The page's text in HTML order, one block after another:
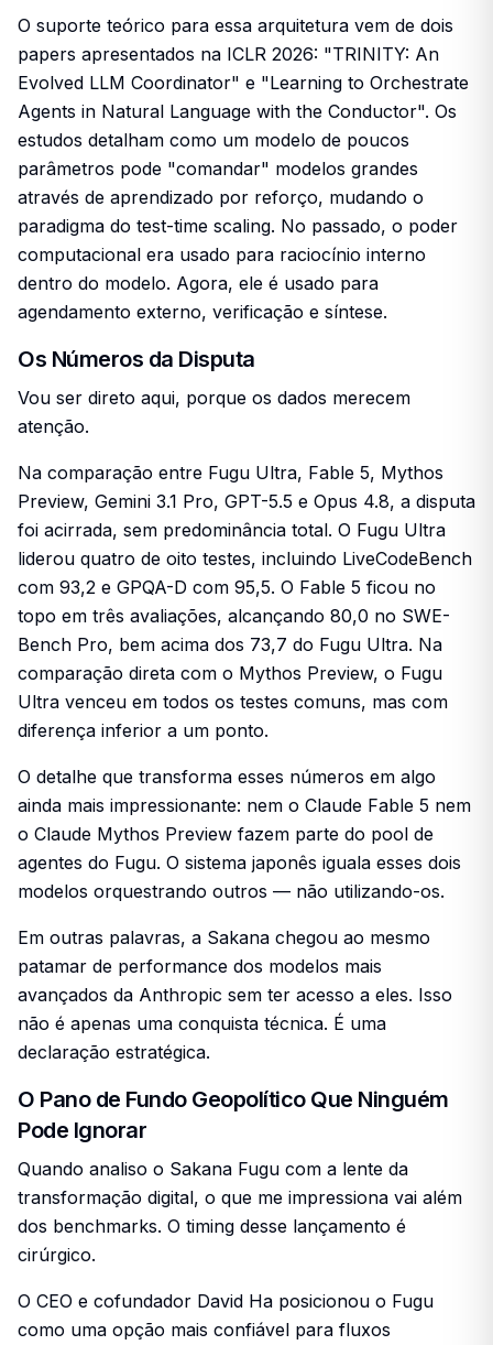
O suporte teórico para essa arquitetura vem de dois
papers apresentados na ICLR 2026: "TRINITY: An
Evolved LLM Coordinator" e "Learning to Orchestrate
Agents in Natural Language with the Conductor". Os
estudos detalham como um modelo de poucos
parâmetros pode "comandar" modelos grandes
através de aprendizado por reforço, mudando o
paradigma do test-time scaling. No passado, o poder
computacional era usado para raciocínio interno
dentro do modelo. Agora, ele é usado para
agendamento externo, verificação e síntese.
Os Números da Disputa
Vou ser direto aqui, porque os dados merecem
atenção.
Na comparação entre Fugu Ultra, Fable 5, Mythos
Preview, Gemini 3.1 Pro, GPT-5.5 e Opus 4.8, a disputa
foi acirrada, sem predominância total. O Fugu Ultra
liderou quatro de oito testes, incluindo LiveCodeBench
com 93,2 e GPQA-D com 95,5. O Fable 5 ficou no
topo em três avaliações, alcançando 80,0 no SWE-
Bench Pro, bem acima dos 73,7 do Fugu Ultra. Na
comparação direta com o Mythos Preview, o Fugu
Ultra venceu em todos os testes comuns, mas com
diferença inferior a um ponto.
O detalhe que transforma esses números em algo
ainda mais impressionante: nem o Claude Fable 5 nem
o Claude Mythos Preview fazem parte do pool de
agentes do Fugu. O sistema japonês iguala esses dois
modelos orquestrando outros — não utilizando-os.
Em outras palavras, a Sakana chegou ao mesmo
patamar de performance dos modelos mais
avançados da Anthropic sem ter acesso a eles. Isso
não é apenas uma conquista técnica. É uma
declaração estratégica.
O Pano de Fundo Geopolítico Que Ninguém
Pode Ignorar
Quando analiso o Sakana Fugu com a lente da
transformação digital, o que me impressiona vai além
dos benchmarks. O timing desse lançamento é
cirúrgico.
O CEO e cofundador David Ha posicionou o Fugu
como uma opção mais confiável para fluxos